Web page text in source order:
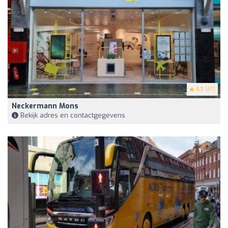
3.7 (87)
Neckermann Mons
Bekijk adres en contactgegevens